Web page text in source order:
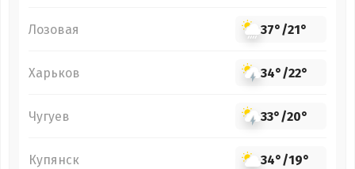
Лозовая 37°/21°
Харьков 34°/22°
Чугуев 33°/20°
Купянск 34°/19°